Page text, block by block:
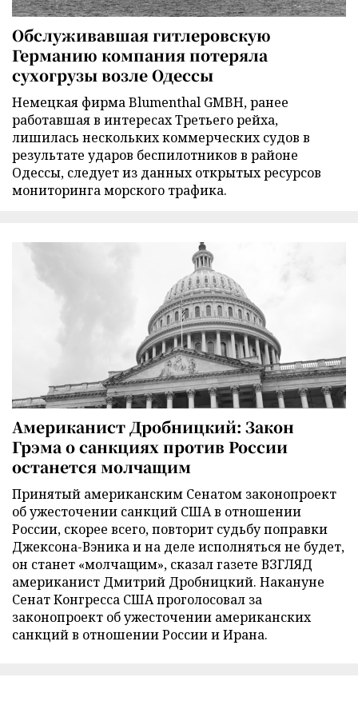
Обслуживавшая гитлеровскую
Германию компания потеряла
сухогрузы возле Одессы
Немецкая фирма Blumenthal GMBH, ранее
работавшая в интересах Третьего рейха,
лишилась нескольких коммерческих судов в
результате ударов беспилотников в районе
Одессы, следует из данных открытых ресурсов
мониторинга морского трафика.
Американист Дробницкий: Закон
Грэма о санкциях против России
останется молчащим
Принятый американским Сенатом законопроект
об ужесточении санкций США в отношении
России, скорее всего, повторит судьбу поправки
Джексона-Вэника и на деле исполняться не будет,
он станет «молчащим», сказал газете ВЗГЛЯД
американист Дмитрий Дробницкий. Накануне
Сенат Конгресса США проголосовал за
законопроект об ужесточении американских
санкций в отношении России и Ирана.